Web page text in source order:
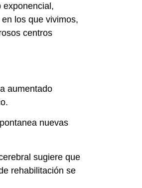
exponencial,
los que vivimos,
centros
aumentado
nuevas
sugiere que
rehabilitación se